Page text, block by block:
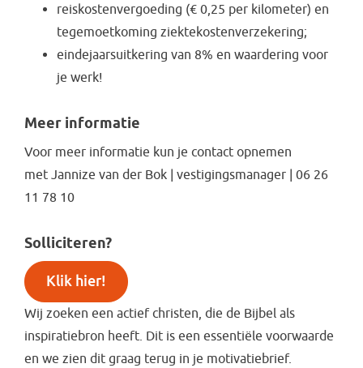
reiskostenvergoeding (€ 0,25 per kilometer) en
tegemoetkoming ziektekostenverzekering;
eindejaarsuitkering van 8% en waardering voor
je werk!
Meer informatie
Voor meer informatie kun je contact opnemen
met Jannize van der Bok | vestigingsmanager | 06 26
11 78 10
Solliciteren?
Klik hier!
Wij zoeken een actief christen, die de Bijbel als
inspiratiebron heeft. Dit is een essentiële voorwaarde
en we zien dit graag terug in je motivatiebrief.